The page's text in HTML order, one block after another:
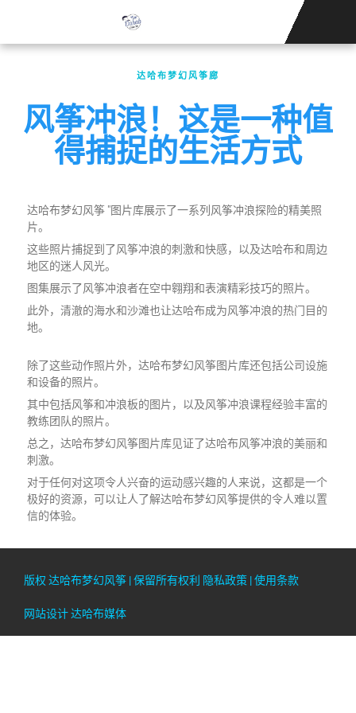
达哈布梦幻风筝廊
风筝冲浪！这是一种值
得捕捉的生活方式
达哈布梦幻风筝 "图片库展示了一系列风筝冲浪探险的精美照
片。
这些照片捕捉到了风筝冲浪的刺激和快感，以及达哈布和周边
地区的迷人风光。
图集展示了风筝冲浪者在空中翱翔和表演精彩技巧的照片。
此外，清澈的海水和沙滩也让达哈布成为风筝冲浪的热门目的
地。
除了这些动作照片外，达哈布梦幻风筝图片库还包括公司设施
和设备的照片。
其中包括风筝和冲浪板的图片，以及风筝冲浪课程经验丰富的
教练团队的照片。
总之，达哈布梦幻风筝图片库见证了达哈布风筝冲浪的美丽和
刺激。
对于任何对这项令人兴奋的运动感兴趣的人来说，这都是一个
极好的资源，可以让人了解达哈布梦幻风筝提供的令人难以置
信的体验。
版权 达哈布梦幻风筝 | 保留所有权利 隐私政策 |使用条款
网站设计达哈布媒体